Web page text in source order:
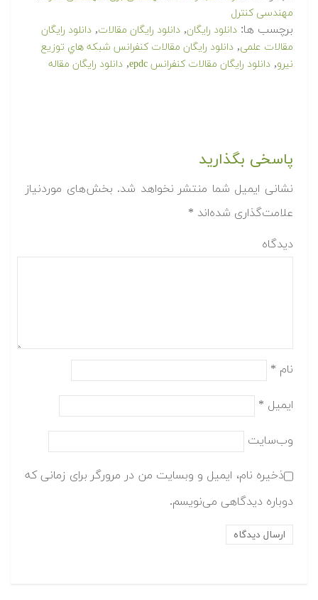
مهندسی کنترل
برچسب ها: دانلود رایگان, دانلود رایگان مقالات, دانلود رایگان
مقالات علمی, دانلود رایگان مقالات كنفرانس شبكه هاي توزيع
نيرو, دانلود رایگان مقالات کنفرانس epdc , دانلود رایگان مقاله
پاسخی بگذارید
نشانی ایمیل شما منتشر نخواهد شد. بخش‌های موردنیاز
علامت‌گذاری شده‌اند *
دیدگاه
نام *
ایمیل *
وب‌سایت
ذخیره نام، ایمیل و وبسایت من در مرورگر برای زمانی که
دوباره دیدگاهی می‌نویسم.